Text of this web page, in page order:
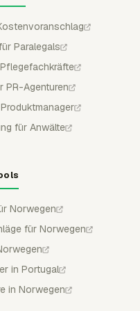
Paralegals
PR-Agenturen
für Anwälte
Norwegen
für Norwegen
in Portugal
in Norwegen